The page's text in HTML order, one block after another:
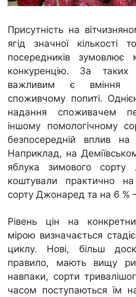
Присутність на
ягід значної кількості
посередників
конкуренцію. За таких
важливим є вміння
споживчому попиті.
надання споживачем
іншому помологічному
безпосередній вплив на
Наприклад, на
яблука зимового
коштували практично
сорту Джонаред та на 6 %
Рівень цін на
мірою визначається
циклу. Нові, більш
правило, мають вищу
навпаки, сорти
часом поступаються їм